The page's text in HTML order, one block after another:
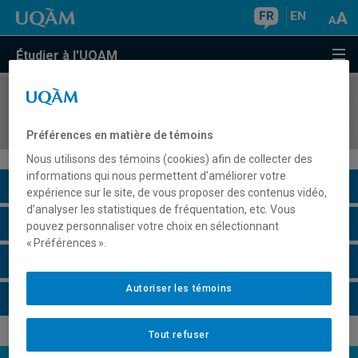
FR EN
Étudier à l'UQAM
COURS//
Description du cours
Horaire - Été 2026
Préférences en matière de témoins
Nous utilisons des témoins (cookies) afin de collecter des
informations qui nous permettent d’améliorer votre
expérience sur le site, de vous proposer des contenus vidéo,
d’analyser les statistiques de fréquentation, etc. Vous
pouvez personnaliser votre choix en sélectionnant
« Préférences ».
Tout refuser
Autoriser les témoins